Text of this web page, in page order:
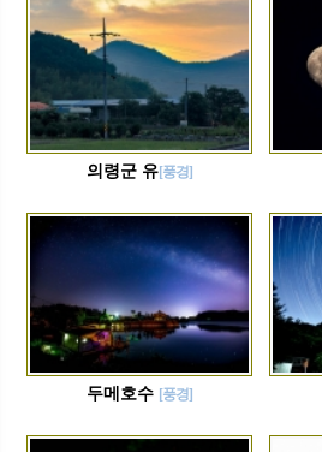
의령군 유[풍경]
두메호수 [풍경]